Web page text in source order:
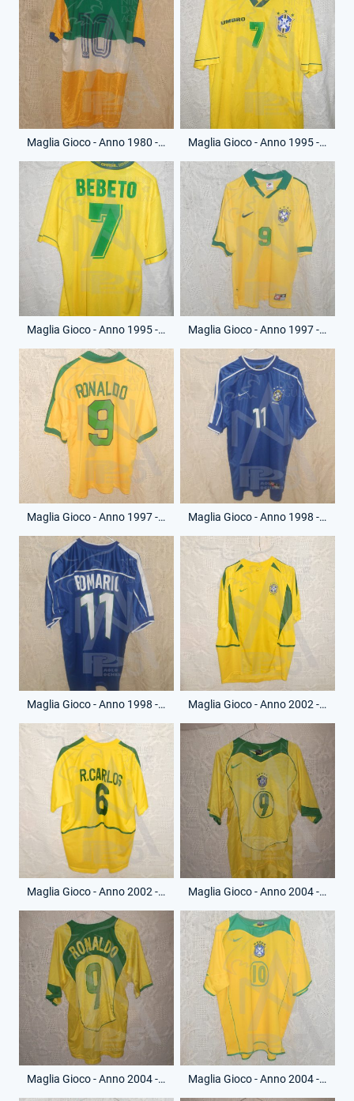
Maglia Gioco - Anno 1980 - 10 - (Retro) Maglia Gioco - Anno 1995 - Bebeto - 7 - (Fronte)
Maglia Gioco - Anno 1995 - Bebeto - 7 - (Retro) Maglia Gioco - Anno 1997 - Ronaldo - 9 - (Fronte)
Maglia Gioco - Anno 1997 - Ronaldo - 9 - (Retro) Maglia Gioco - Anno 1998 - Romario - 11 - (Fronte)
Maglia Gioco - Anno 1998 - Romario - 11 - (Retro) Maglia Gioco - Anno 2002 - Roberto Carlos - 6 - (Fronte)
Maglia Gioco - Anno 2002 - Roberto Carlos - 6 - (Retro) Maglia Gioco - Anno 2004 - Ronaldo - 9 - (Fronte)
Maglia Gioco - Anno 2004 - Ronaldo - 9 - (Retro) Maglia Gioco - Anno 2004 - Ronaldinho - 10 - (Fronte)